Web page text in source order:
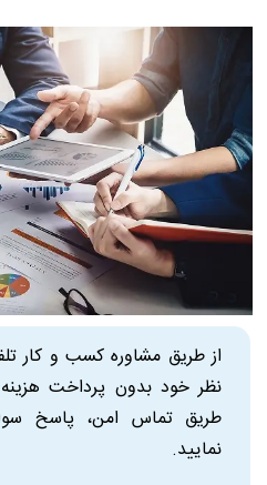
از طریق مشاوره کسب و کار
نظر خود بدون پرداخت
طریق تماس امن، پاسخ
نمایید.